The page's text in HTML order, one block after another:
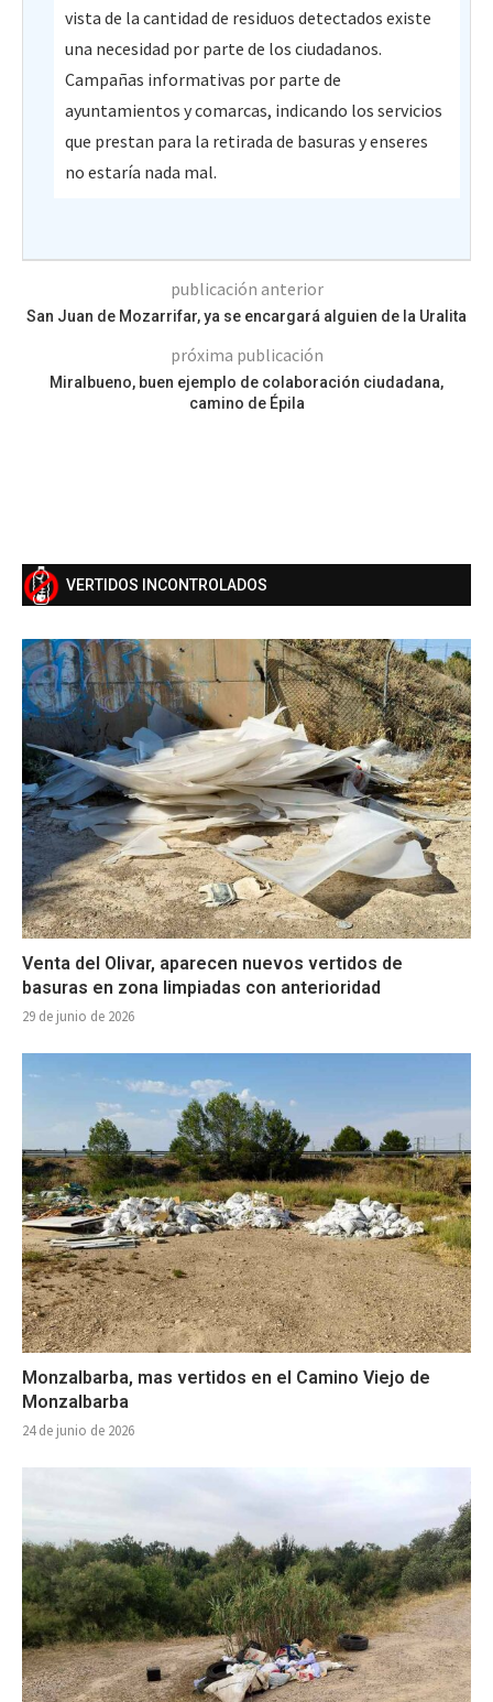
vista de la cantidad de residuos detectados existe
una necesidad por parte de los ciudadanos.
Campañas informativas por parte de
ayuntamientos y comarcas, indicando los servicios
que prestan para la retirada de basuras y enseres
no estaría nada mal.
publicación anterior
San Juan de Mozarrifar, ya se encargará alguien de la Uralita
próxima publicación
Miralbueno, buen ejemplo de colaboración ciudadana,
camino de Épila
VERTIDOS INCONTROLADOS
Venta del Olivar, aparecen nuevos vertidos de
basuras en zona limpiadas con anterioridad
29 de junio de 2026
Monzalbarba, mas vertidos en el Camino Viejo de
Monzalbarba
24 de junio de 2026